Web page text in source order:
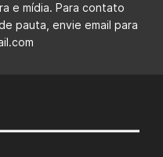
e mídia. Para contato
pauta, envie email para